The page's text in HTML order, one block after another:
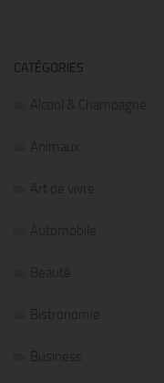
CATÉGORIES
Alcool & Champagne
Animaux
Art de vivre
Automobile
Beauté
Bistronomie
Business